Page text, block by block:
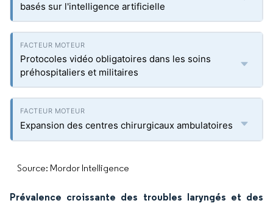
basés sur l'intelligence artificielle
Protocoles vidéo obligatoires dans les soins
préhospitaliers et militaires
Expansion des centres chirurgicaux ambulatoires
Source: Mordor Intelligence
Prévalence croissante des troubles laryngés et des